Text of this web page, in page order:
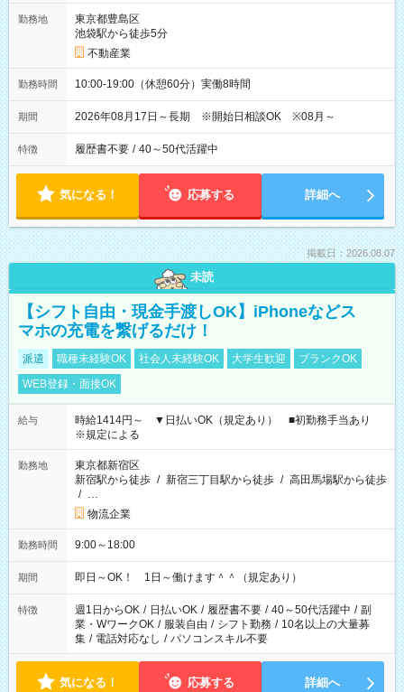
勤務地
東京都豊島区
池袋駅から徒歩5分
不動産業
勤務時間 10:00-19:00（休憩60分）実働8時間
期間 2026年08月17日～長期 ※開始日相談OK ※08月～
特徴 履歴書不要 / 40～50代活躍中
気になる！ 応募する 詳細へ
掲載日：2026.08.07
未読
【シフト自由・現金手渡しOK】iPhoneなどス
マホの充電を繋げるだけ！
派遣 職種未経験OK 社会人未経験OK 大学生歓迎
ブランクOK
WEB登録・面接OK
給与
時給1414円～ ▼日払いOK（規定あり） ■初勤務手当あり
※規定による
勤務地
東京都新宿区
新宿駅から徒歩 / 新宿三丁目駅から徒歩 / 高田馬場駅から徒歩
/ …
物流企業
勤務時間 9:00～18:00
期間 即日～OK！ 1日～働けます＾＾（規定あり）
特徴 週1日からOK / 日払いOK / 履歴書不要 / 40～50代活躍中 / 副
業・WワークOK / 服装自由 / シフト勤務 / 10名以上の大量募
集 / 電話対応なし / パソコンスキル不要
気になる！ 応募する 詳細へ